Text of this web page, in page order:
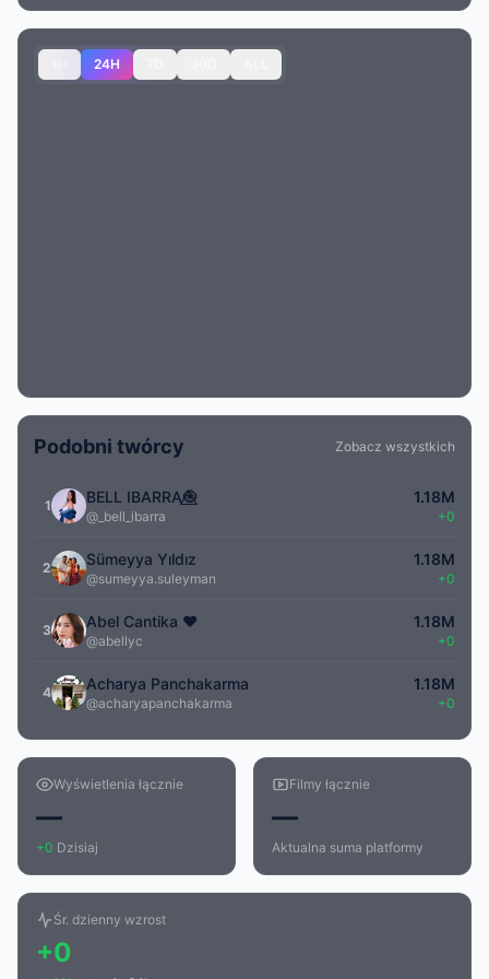
24H
Podobni twórcy Zobacz wszystkich
1 BELL IBARRA🧿⃤
@_bell_ibarra
1.18M
+0
2 Sümeyya Yıldız
@sumeyya.suleyman
1.18M
+0
3 Abel Cantika ♥
@abellyc
1.18M
+0
4 Acharya Panchakarma
@acharyapanchakarma
1.18M
+0
Wyświetlenia łącznie
—
+0 Dzisiaj
Filmy łącznie
—
Aktualna suma platformy
Śr. dzienny wzrost
+0